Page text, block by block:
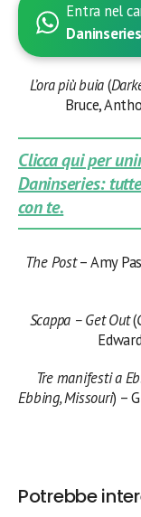
Entra nel
L’ora più buia(
Bruce,
Clicca qui per
Daninseries:
con te.
The Post– Amy
Scappa – Get Out(
Tre manifesti a
Ebbing, Missouri) –
Potrebbe